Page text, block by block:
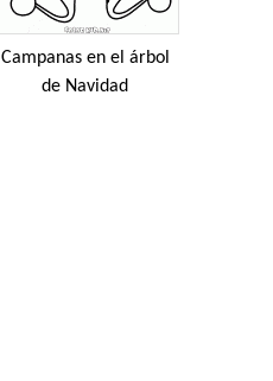
Campanas en el árbol
de Navidad